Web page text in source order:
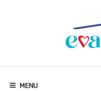
oradadır.
MENU